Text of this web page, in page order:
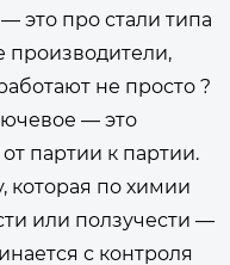
это про стали типа
производители,
не просто ?
— это
партии к партии.
которая по химии
или ползучести —
с контроля